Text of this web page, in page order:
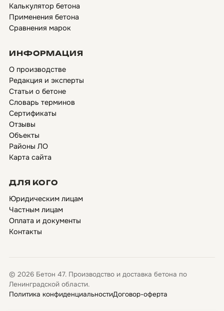
Калькулятор бетона
Применения бетона
Сравнения марок
ИНФОРМАЦИЯ
О производстве
Редакция и эксперты
Статьи о бетоне
Словарь терминов
Сертификаты
Отзывы
Объекты
Районы ЛО
Карта сайта
ДЛЯ КОГО
Юридическим лицам
Частным лицам
Оплата и документы
Контакты
© 2026 Бетон 47. Производство и доставка бетона по
Ленинградской области.
Политика конфиденциальностиДоговор-оферта